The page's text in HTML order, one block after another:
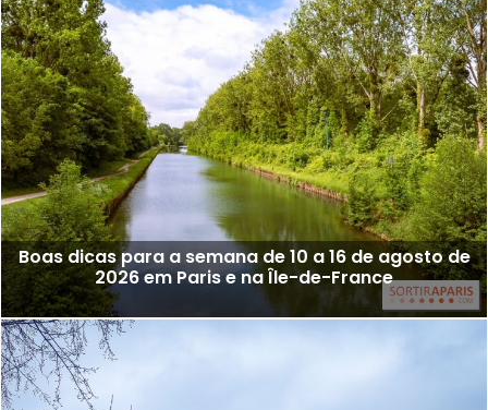
Boas dicas para a semana de 10 a 16 de agosto de
2026 em Paris e na Île-de-France